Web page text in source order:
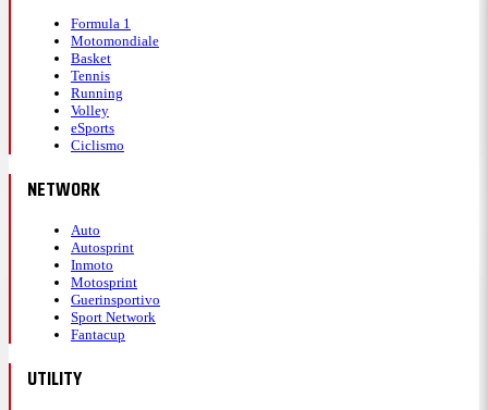
Formula 1
Motomondiale
Basket
Tennis
Running
Volley
eSports
Ciclismo
NETWORK
Auto
Autosprint
Inmoto
Motosprint
Guerinsportivo
Sport Network
Fantacup
UTILITY